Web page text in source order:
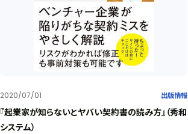
2020/07/01 出版情報
『起業家が知らないとヤバい契約書の読み方』（秀和
システム）